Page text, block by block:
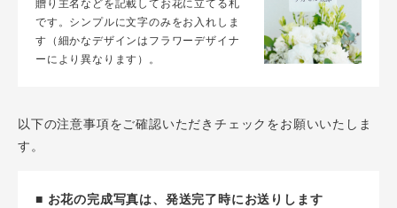
贈り主名などを記載してお花に立てる札
です。シンプルに文字のみをお入れしま
す（細かなデザインはフラワーデザイナ
ーにより異なります）。
以下の注意事項をご確認いただきチェックをお願いいたしま
す。
■ お花の完成写真は、発送完了時にお送りします